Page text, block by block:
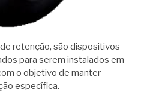
retenção, são dispositivos
para serem instalados em
o objetivo de manter
específica.